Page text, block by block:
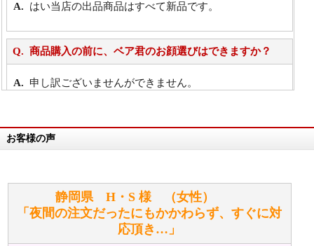
はい当店の出品商品はすべて新品です。
商品購入の前に、ベア君のお顔選びはできますか？
申し訳ございませんができません。
万が一欲しい商品が見つからない場合は、探して取り
お任せください！それは当店が謡っています「おも
てなしの心」で対応させていただきます。
お客様の声
静岡県 H・S 様 （女性）
「夜間の注文だったにもかかわらず、すぐに対
応頂き…」